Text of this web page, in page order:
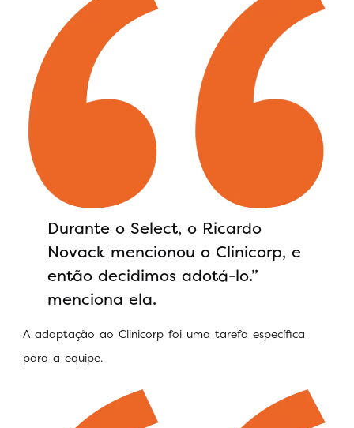
Durante o Select, o Ricardo
Novack mencionou o Clinicorp, e
então decidimos adotá-lo.”
menciona ela.
A adaptação ao Clinicorp foi uma tarefa específica
para a equipe.